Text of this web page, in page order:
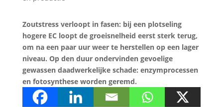
Zoutstress verloopt in fasen: bij een plotseling
hogere EC loopt de groeisnelheid eerst sterk terug,
om na een paar uur weer te herstellen op een lager
niveau. Op den duur ondervinden gevoelige
gewassen daadwerkelijke schade: enzymprocessen
en fotosynthese worden geremd.